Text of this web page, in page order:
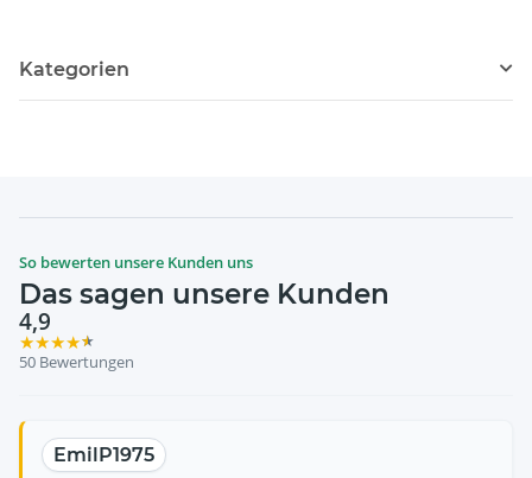
Kategorien
So bewerten unsere Kunden uns
Das sagen unsere Kunden
4,9
★★★★★
50 Bewertungen
EmilP1975
Ali Celik
Ulrich Hertzsch
Norman John
Susanne Emser